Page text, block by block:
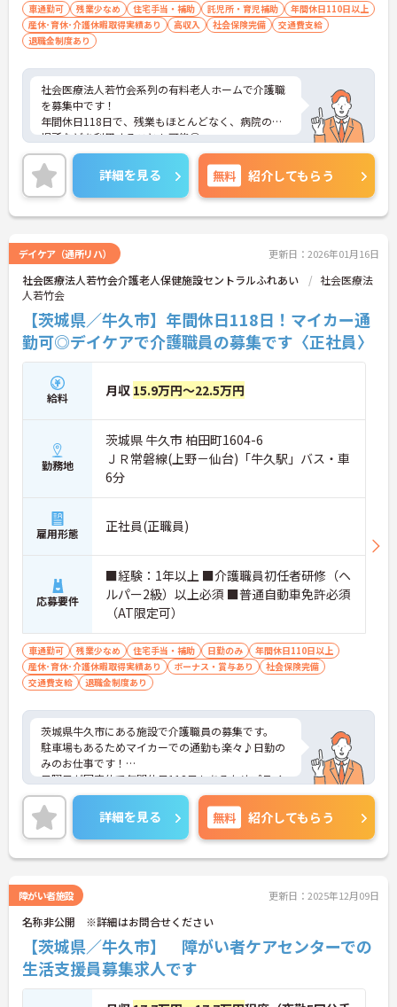
車通勤可 残業少なめ 住宅手当・補助 託児所・育児補助
年間休日110日以上
産休･育休･介護休暇取得実績あり
高収入 社会保険完備
交通費支給
退職金制度あり
社会医療法人若竹会系列の有料老人ホームで介護職
を募集中です！
年間休日118日で、残業もほとんどなく、病院の託
児所などを利用することも可能◎
ご興味ある方には、面接対策ポイントなど、詳細を
お話しいたしますのでお気軽にご相談ください。
詳細を見る 無料 紹介してもらう
デイケア（通所リハ） 更新日：2026年01月16日
社会医療法人若竹会介護老人保健施設セントラルふれあい
社会医療法
人若竹会
【茨城県／牛久市】年間休日118日！マイカー通
勤可◎デイケアで介護職員の募集です〈正社員〉
給料 月収 15.9万円～22.5万円
勤務地
茨城県 牛久市 柏田町1604-6
ＪＲ常磐線(上野－仙台)「牛久駅」バス・車
6分
雇用形態 正社員(正職員)
応募要件
■経験：1年以上 ■介護職員初任者研修（ヘ
ルパー2級）以上必須 ■普通自動車免許必須
（AT限定可）
車通勤可 残業少なめ 住宅手当・補助 日勤のみ
年間休日110日以上
産休･育休･介護休暇取得実績あり
ボーナス・賞与あり
社会保険完備
交通費支給
退職金制度あり
茨城県牛久市にある施設で介護職員の募集です。
駐車場もあるためマイカーでの通勤も楽々♪日勤の
みのお仕事です！
日曜日が固定休で年間休日118日もあるためプライ
ベートとの両立を目指す方におすすめの環境です◎
しっかりとしたフォロー体制で、経験に関わらず安
心してスタートできます。
こちらの求人にご興味がございましたら面接のポイ
ントもお伝えしますので是非ご応募お待ちしており
詳細を見る 無料 紹介してもらう
障がい者施設 更新日：2025年12月09日
名称非公開 ※詳細はお問合せください
【茨城県／牛久市】 障がい者ケアセンターでの
生活支援員募集求人です